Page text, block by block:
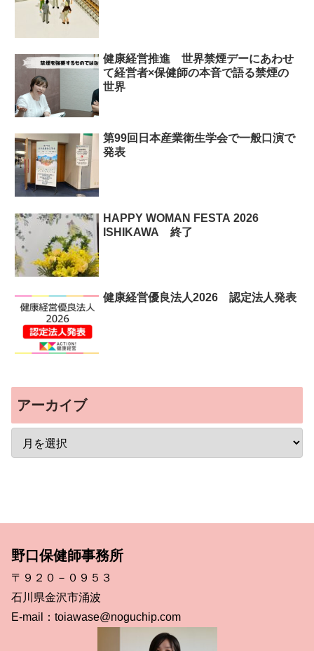
健康経営推進 世界禁煙デーにあわせ
て経営者×保健師の本音で語る禁煙の
世界
第99回日本産業衛生学会で一般口演で
発表
HAPPY WOMAN FESTA 2026
ISHIKAWA 終了
健康経営優良法人2026 認定法人発表
アーカイブ
野口保健師事務所
〒９２０－０９５３
石川県金沢市涌波
E-mail：toiawase@noguchip.com